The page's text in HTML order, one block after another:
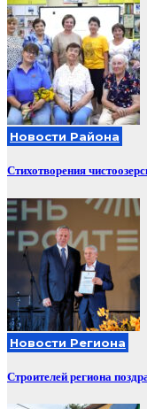
Новости Района
Стихотворения
Новости Региона
Строителей региона